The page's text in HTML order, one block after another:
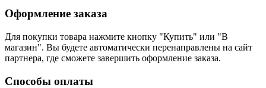
Оформление заказа
Для покупки товара нажмите кнопку "Купить" или "В
магазин". Вы будете автоматически перенаправлены на сайт
партнера, где сможете завершить оформление заказа.
Способы оплаты